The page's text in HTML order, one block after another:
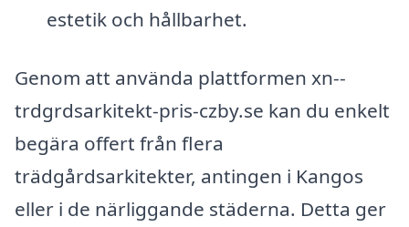
estetik och hållbarhet.
Genom att använda plattformen xn--
trdgrdsarkitekt-pris-czby.se kan du enkelt
begära offert från flera
trädgårdsarkitekter, antingen i Kangos
eller i de närliggande städerna. Detta ger